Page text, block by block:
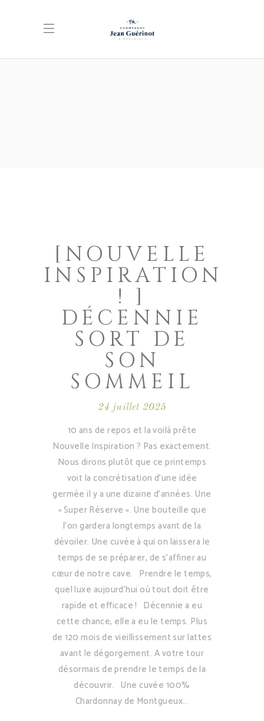
[NOUVELLE
INSPIRATION
! ]
DÉCENNIE
SORT DE
SON
SOMMEIL
24 juillet 2025
10 ans de repos et la voilà prête
Nouvelle Inspiration ? Pas exactement.
Nous dirons plutôt que ce printemps
voit la concrétisation d’une idée
germée il y a une dizaine d’années. Une
« Super Réserve ». Une bouteille que
l’on gardera longtemps avant de la
dévoiler. Une cuvée à qui on laissera le
temps de se préparer, de s’affiner au
cœur de notre cave. Prendre le temps,
quel luxe aujourd’hui où tout doit être
rapide et efficace ! Décennie a eu
cette chance, elle a eu le temps. Plus
de 120 mois de vieillissement sur lattes
avant le dégorgement. A votre tour
désormais de prendre le temps de la
découvrir. Une cuvée 100%
Chardonnay de Montgueux